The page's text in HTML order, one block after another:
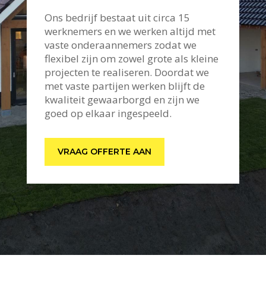
Ons bedrijf bestaat uit circa 15
werknemers en we werken altijd met
vaste onderaannemers zodat we
flexibel zijn om zowel grote als kleine
projecten te realiseren. Doordat we
met vaste partijen werken blijft de
kwaliteit gewaarborgd en zijn we
goed op elkaar ingespeeld.
VRAAG OFFERTE AAN